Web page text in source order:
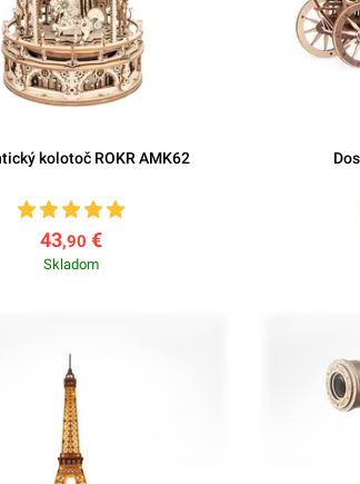
kolotoč ROKR AMK62
43,90 €
Skladom